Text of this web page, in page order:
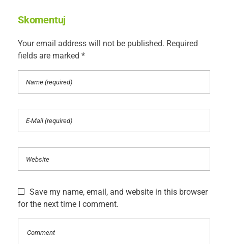
Skomentuj
Your email address will not be published. Required
fields are marked *
Save my name, email, and website in this browser
for the next time I comment.